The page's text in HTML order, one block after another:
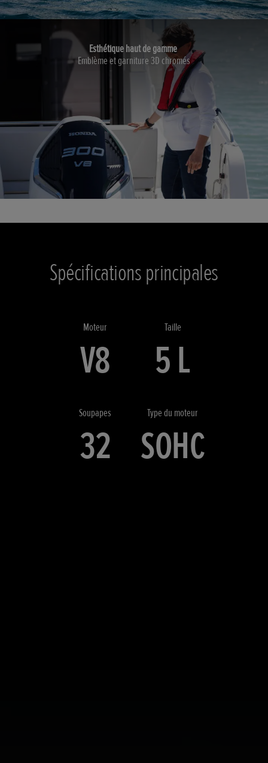
Esthétique haut de gamme
Emblème et garniture 3D chromés
Spécifications principales
Moteur
V8
Taille
5 L
Soupapes
32
Type du moteur
SOHC